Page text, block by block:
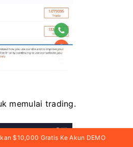
memulai trading.
$10,000 Gratis Ke Akun DEMO